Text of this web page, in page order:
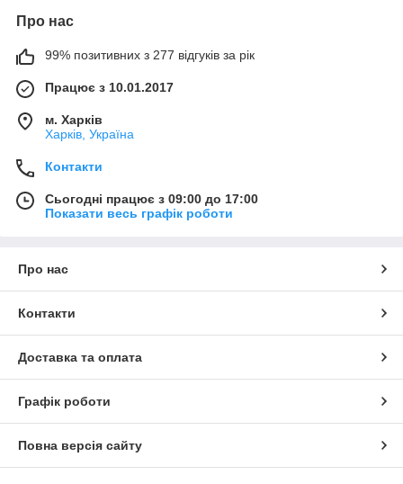
Про нас
99% позитивних з 277 відгуків за рік
Працює з 10.01.2017
м. Харків
Харків, Україна
Контакти
Сьогодні працює з 09:00 до 17:00
Показати весь графік роботи
Про нас
Контакти
Доставка та оплата
Графік роботи
Повна версія сайту